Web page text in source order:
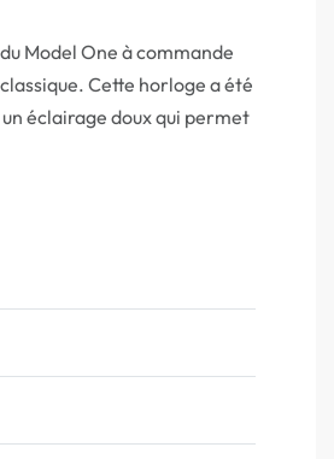
Model One à commande
Cette horloge a été
éclairage doux qui permet